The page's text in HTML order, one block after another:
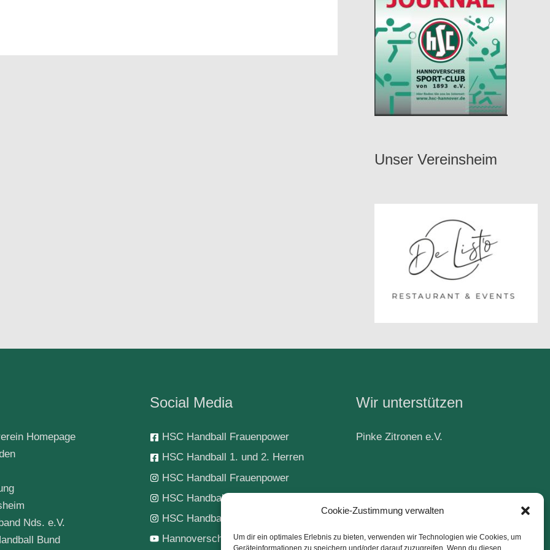
Cookie-Zustimmung verwalten
Um dir ein optimales Erlebnis zu bieten, verwenden wir Technologien wie Cookies, um
Geräteinformationen zu speichern und/oder darauf zuzugreifen. Wenn du diesen
Unser Vereinsheim
Homepage
Nds. e.V.
Bund
Social Media
HSC Handball Frauenpower
HSC Handball 1. und 2. Herren
HSC Handball Frauenpower
HSC Handball 1. Herren
HSC Handball-Jugend
Hannoverscher SC Handball
Wir unterstützen
Pinke Zitronen e.V.